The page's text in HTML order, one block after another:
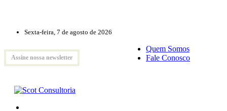
Sexta-feira, 7 de agosto de 2026
Assine nossa newsletter
Quem Somos
Fale Conosco